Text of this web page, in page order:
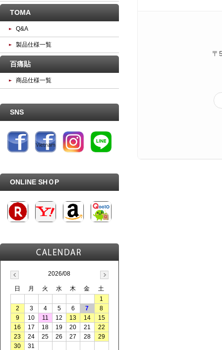
〒
TOMA
Q&A
製品仕様一覧
百痛貼
商品仕様一覧
SNS
ONLINE SHＯP
2026/08
日 月 火 水 木 金
土
1
2
3 4 5 6 7
8
9
10 11 12 13 14
15
16
17 18 19 20 21
22
23
24 25 26 27 28
29
30
31